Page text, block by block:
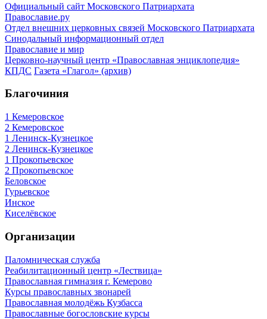
Официальный сайт Московского Патриархата
Православие.ру
Отдел внешних церковных связей Московского Патриархата
Синодальный информационный отдел
Православие и мир
Церковно-научный центр «Православная энциклопедия»
КПДС Газета «Глагол» (архив)
Благочиния
1 Кемеровское
2 Кемеровское
1 Ленинск-Кузнецкое
2 Ленинск-Кузнецкое
1 Прокопьевское
2 Прокопьевское
Беловское
Гурьевское
Инское
Киселёвское
Организации
Паломническая служба
Реабилитационный центр «Лествица»
Православная гимназия г. Кемерово
Курсы православных звонарей
Православная молодёжь Кузбасса
Православные богословские курсы